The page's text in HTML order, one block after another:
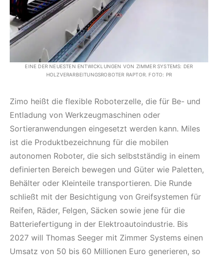
EINE DER NEUESTEN ENTWICKLUNGEN VON ZIMMER SYSTEMS: DER
HOLZVERARBEITUNGSROBOTER RAPTOR. FOTO: PR
Zimo heißt die flexible Roboterzelle, die für Be- und
Entladung von Werkzeugmaschinen oder
Sortieranwendungen eingesetzt werden kann. Miles
ist die Produktbezeichnung für die mobilen
autonomen Roboter, die sich selbstständig in einem
definierten Bereich bewegen und Güter wie Paletten,
Behälter oder Kleinteile transportieren. Die Runde
schließt mit der Besichtigung von Greifsystemen für
Reifen, Räder, Felgen, Säcken sowie jene für die
Batteriefertigung in der Elektroautoindustrie. Bis
2027 will Thomas Seeger mit Zimmer Systems einen
Umsatz von 50 bis 60 Millionen Euro generieren, so